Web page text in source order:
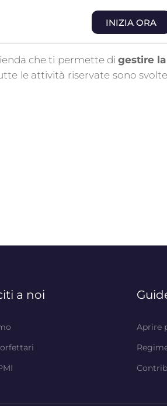
INIZIA ORA
che ti permette di gestire
le attività riservate sono
a noi
Aprire